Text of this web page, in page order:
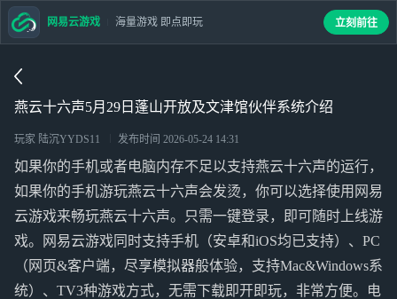
燕云十六声5月29日蓬山开放及文津馆伙伴系统介绍
玩家 陆沉YYDS11 发布时间 2026-05-24 14:31
如果你的手机或者电脑内存不足以支持燕云十六声的运行，
如果你的手机游玩燕云十六声会发烫，你可以选择使用网易
云游戏来畅玩燕云十六声。只需一键登录，即可随时上线游
戏。网易云游戏同时支持手机（安卓和iOS均已支持）、PC
（网页&客户端，尽享模拟器般体验，支持Mac&Windows系
统）、TV3种游戏方式，无需下载即开即玩，非常方便。电
网易云游戏 海量游戏 即点即玩 立刻前往